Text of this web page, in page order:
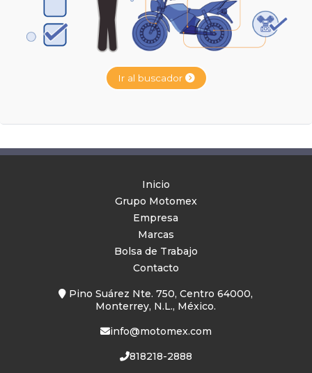
Ir al buscador
Inicio
Grupo Motomex
Empresa
Marcas
Bolsa de Trabajo
Contacto
Pino Suárez Nte. 750, Centro 64000,
Monterrey, N.L., México.
info@motomex.com
818218-2888